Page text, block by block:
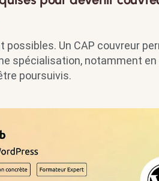
Un CAP couvreur
spécialisation, notamment en
poursuivis.